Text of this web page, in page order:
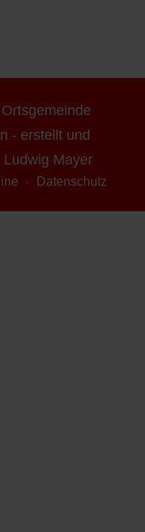
- erstellt und
Mayer
Datenschutz